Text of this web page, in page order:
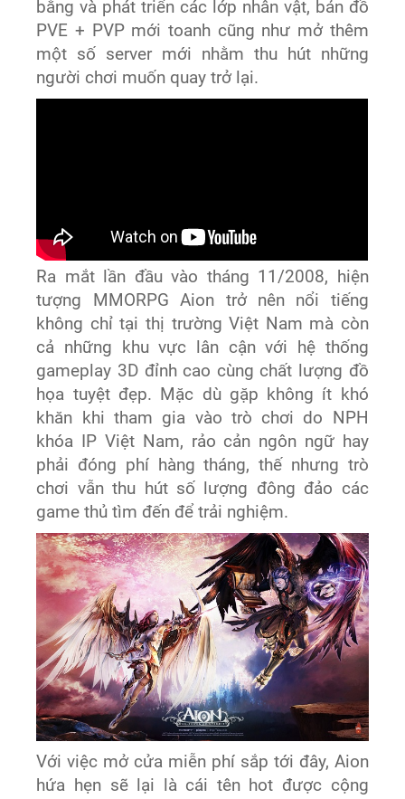
bằng và phát triển các lớp nhân vật, bản đồ
PVE + PVP mới toanh cũng như mở thêm
một số server mới nhằm thu hút những
người chơi muốn quay trở lại.
Ra mắt lần đầu vào tháng 11/2008, hiện
tượng MMORPG Aion trở nên nổi tiếng
không chỉ tại thị trường Việt Nam mà còn
cả những khu vực lân cận với hệ thống
gameplay 3D đỉnh cao cùng chất lượng đồ
họa tuyệt đẹp. Mặc dù gặp không ít khó
khăn khi tham gia vào trò chơi do NPH
khóa IP Việt Nam, rảo cản ngôn ngữ hay
phải đóng phí hàng tháng, thế nhưng trò
chơi vẫn thu hút số lượng đông đảo các
game thủ tìm đến để trải nghiệm.
Với việc mở cửa miễn phí sắp tới đây, Aion
hứa hẹn sẽ lại là cái tên hot được cộng